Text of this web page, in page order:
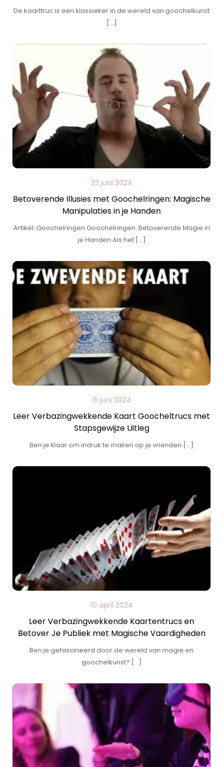
De kaarttruc is een klassieker in de wereld van goochelkunst
[…]
23 juni 2024
Betoverende Illusies met Goochelringen: Magische
Manipulaties in je Handen
Artikel: Goochelringen Goochelringen: Betoverende Magie in
je Handen Als het […]
15 juni 2024
Leer Verbazingwekkende Kaart Goocheltrucs met
Stapsgewijze Uitleg
Ben je klaar om indruk te maken op je vrienden […]
10 april 2024
Leer Verbazingwekkende Kaartentrucs en
Betover Je Publiek met Magische Vaardigheden
Ben je gefascineerd door de wereld van magie en
goochelkunst? […]